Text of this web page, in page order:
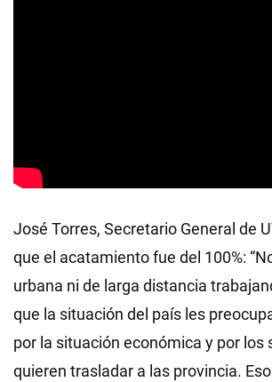
José Torres, Secretario General de
que el acatamiento fue del 100%:
urbana ni de larga distancia
que la situación del país les
por la situación económica y por los
quieren trasladar a las provincia.